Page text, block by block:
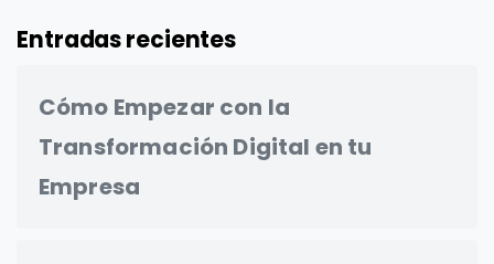
Entradas recientes
Cómo Empezar con la
Transformación Digital en tu
Empresa